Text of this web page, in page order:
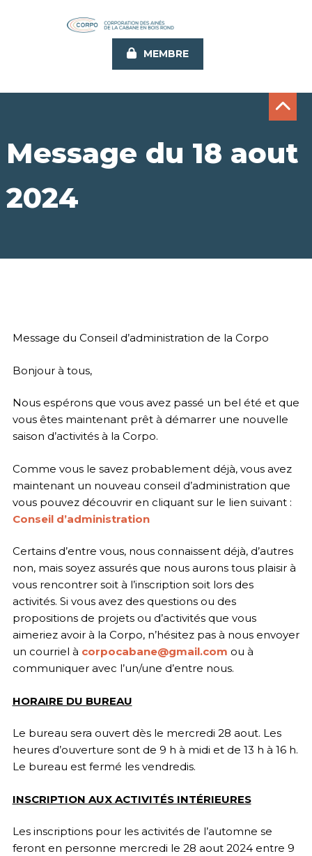
MEMBRE
Message du 18 aout
2024
Message du Conseil d’administration de la Corpo
Bonjour à tous,
Nous espérons que vous avez passé un bel été et que
vous êtes maintenant prêt à démarrer une nouvelle
saison d’activités à la Corpo.
Comme vous le savez probablement déjà, vous avez
maintenant un nouveau conseil d’administration que
vous pouvez découvrir en cliquant sur le lien suivant :
Conseil d’administration
Certains d’entre vous, nous connaissent déjà, d’autres
non, mais soyez assurés que nous aurons tous plaisir à
vous rencontrer soit à l’inscription soit lors des
activités. Si vous avez des questions ou des
propositions de projets ou d’activités que vous
aimeriez avoir à la Corpo, n’hésitez pas à nous envoyer
un courriel à corpocabane@gmail.com ou à
communiquer avec l’un/une d’entre nous.
HORAIRE DU BUREAU
Le bureau sera ouvert dès le mercredi 28 aout. Les
heures d’ouverture sont de 9 h à midi et de 13 h à 16 h.
Le bureau est fermé les vendredis.
INSCRIPTION AUX ACTIVITÉS INTÉRIEURES
Les inscriptions pour les activités de l’automne se
feront en personne mercredi le 28 aout 2024 entre 9